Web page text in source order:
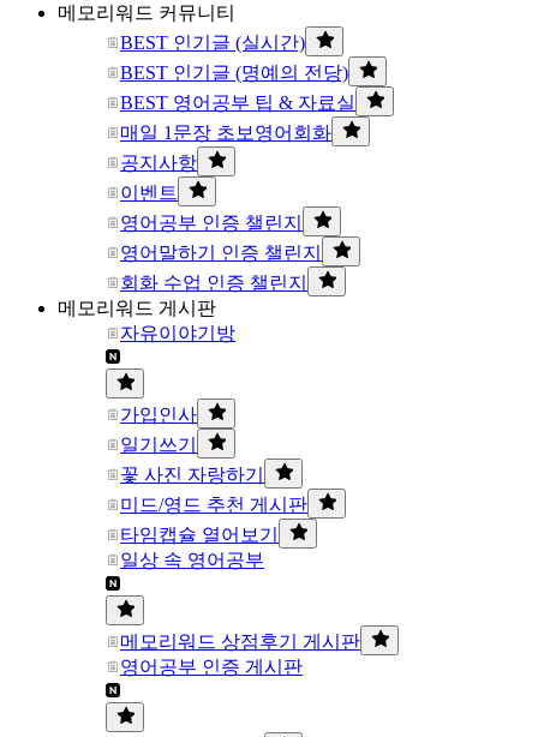
메모리워드 커뮤니티
BEST 인기글 (실시간)
BEST 인기글 (명예의 전당)
BEST 영어공부 팁 & 자료실
매일 1문장 초보영어회화
공지사항
이벤트
영어공부 인증 챌린지
영어말하기 인증 챌린지
회화 수업 인증 챌린지
메모리워드 게시판
자유이야기방
가입인사
일기쓰기
꽃 사진 자랑하기
미드/영드 추천 게시판
타임캡슐 열어보기
일상 속 영어공부
메모리워드 상점후기 게시판
영어공부 인증 게시판